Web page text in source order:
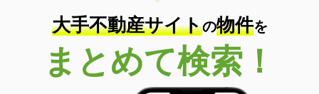
大手不動産サイトの物件を
まとめて検索！